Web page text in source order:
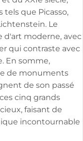
que Picasso,
Le
moderne, avec
qui contraste avec
En somme,
de monuments
de son passé
cinq grands
faisant de
incontournable